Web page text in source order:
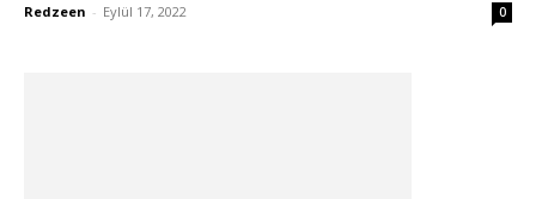
Redzeen - Eylül 17, 2022 0